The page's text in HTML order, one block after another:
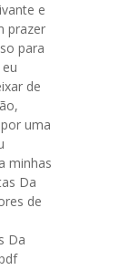
e
prazer
para
de
uma
minhas
Da
de
Da